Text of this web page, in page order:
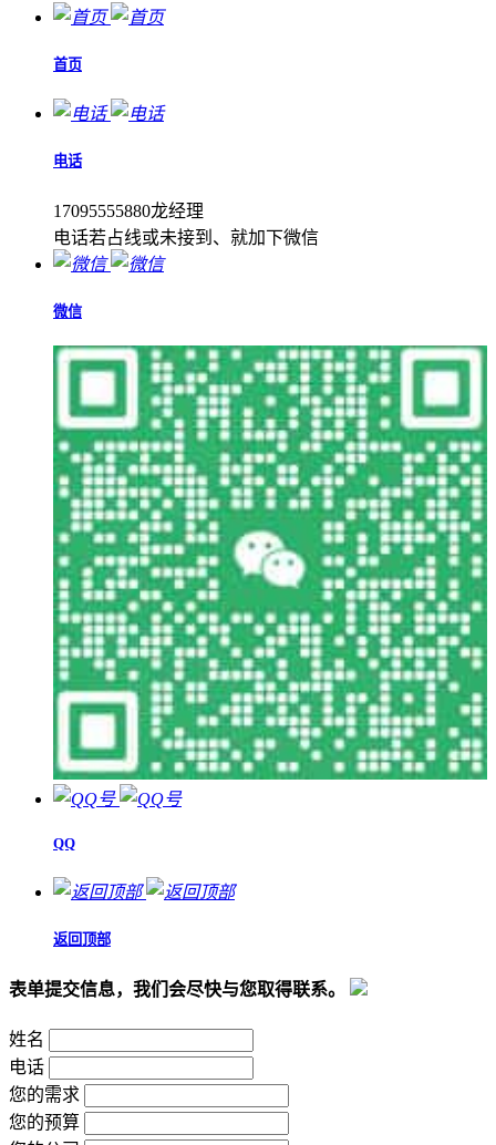
首页
电话
17095555880龙经理
电话若占线或未接到、就加下微信
微信
QQ
返回顶部
表单提交信息，我们会尽快与您取得联系。
姓名
电话
您的需求
您的预算